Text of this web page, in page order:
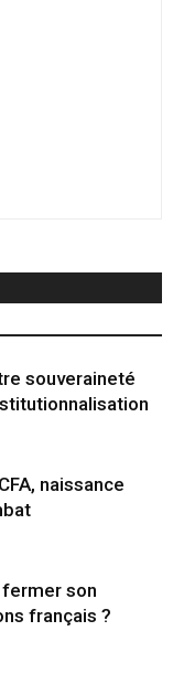
souveraineté
naissance
fermer son
français ?